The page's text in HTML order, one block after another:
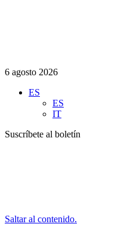
6 agosto 2026
ES
ES
IT
Suscríbete al boletín
Saltar al contenido.